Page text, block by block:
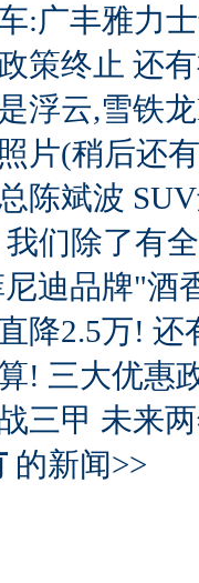
:广丰雅力
策终止 还
浮云,雪铁
片(稍后还
陈斌波
我们除了有
迪品牌"酒
降2.5万! 还
! 三大优惠
三甲 未来
的新闻>>